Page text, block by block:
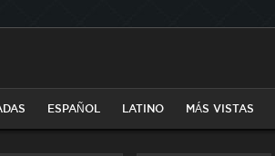
ESPAÑOL LATINO MÁS VISTAS